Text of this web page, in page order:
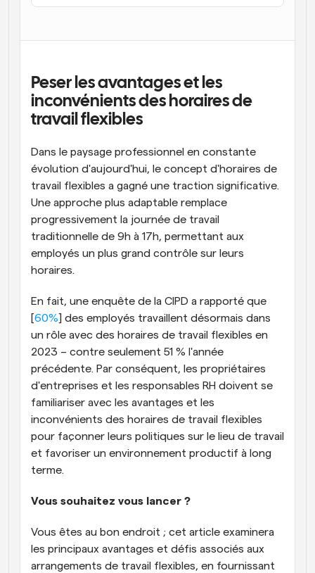
Programmation surpuissante avec des appels
alimentés par l'IA
Restez à jour avec les dernières nouvelles et mises à
Réunions instantanées
Liens de groupe dynamique
Réservez facilement des réunions avec plusieurs
Webhooks
Soyez informé lorsque quelque chose se passe
Peser les avantages et les
inconvénients des horaires de
travail flexibles
Dans le paysage professionnel en constante
évolution d'aujourd'hui, le concept d'horaires de
travail flexibles a gagné une traction significative.
Une approche plus adaptable remplace
progressivement la journée de travail
traditionnelle de 9h à 17h, permettant aux
employés un plus grand contrôle sur leurs
horaires.
En fait, une enquête de la CIPD a rapporté que
[60%] des employés travaillent désormais dans
un rôle avec des horaires de travail flexibles en
2023 – contre seulement 51 % l'année
précédente. Par conséquent, les propriétaires
d'entreprises et les responsables RH doivent se
familiariser avec les avantages et les
inconvénients des horaires de travail flexibles
pour façonner leurs politiques sur le lieu de travail
et favoriser un environnement productif à long
terme.
Vous souhaitez vous lancer ?
Vous êtes au bon endroit ; cet article examinera
les principaux avantages et défis associés aux
arrangements de travail flexibles, en fournissant